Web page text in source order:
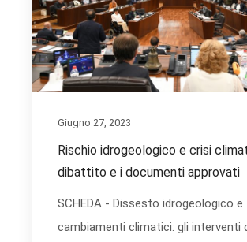
Giugno 27, 2023
Rischio idrogeologico e crisi
dibattito e i documenti approvati
SCHEDA - Dissesto idrogeologico e
cambiamenti climatici: gli interventi